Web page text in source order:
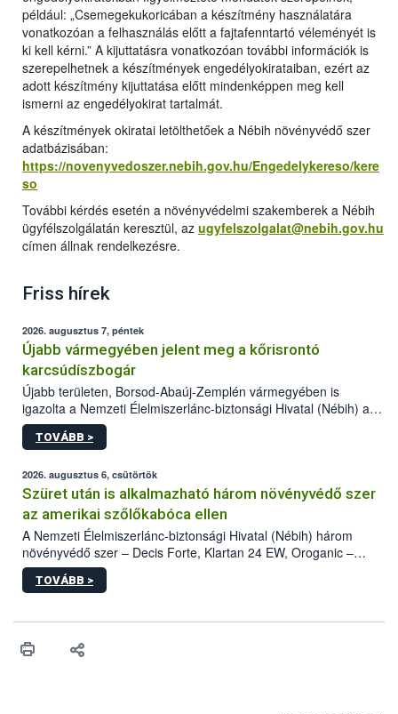
például: „Csemegekukoricában a készítmény használatára
vonatkozóan a felhasználás előtt a fajtafenntartó véleményét is
ki kell kérni.” A kijuttatásra vonatkozóan további információk is
szerepelhetnek a készítmények engedélyokirataiban, ezért az
adott készítmény kijuttatása előtt mindenképpen meg kell
ismerni az engedélyokirat tartalmát.
A készítmények okiratai letölthetőek a Nébih növényvédő szer
adatbázisában:
https://novenyvedoszer.nebih.gov.hu/Engedelykereso/kere
so
További kérdés esetén a növényvédelmi szakemberek a Nébih
ügyfélszolgálatán keresztül, az ugyfelszolgalat@nebih.gov.hu
címen állnak rendelkezésre.
Friss hírek
2026. augusztus 7, péntek
Újabb vármegyében jelent meg a kőrisrontó
karcsúdíszbogár
Újabb területen, Borsod-Abaúj-Zemplén vármegyében is
igazolta a Nemzeti Élelmiszerlánc-biztonsági Hivatal (Nébih) a
kőrisrontó karcsúdíszbogár (Agrilus planipennis) jelenlétét. A
kártevőt nem csak színcsapdában találták meg, de már fertőzött
az intenzív felderítést, emellett az intézkedéseket a szlovák
hatósággal is összehangolják a terjedés megállítása érdekében.
TOVÁBB >
2026. augusztus 6, csütörtök
Szüret után is alkalmazható három növényvédő szer
az amerikai szőlőkabóca ellen
A Nemzeti Élelmiszerlánc-biztonsági Hivatal (Nébih) három
növényvédő szer – Decis Forte, Klartan 24 EW, Oroganic –
engedélyokiratát módosította, így azok a szüretet követően,
egészen a vesszőérettség (BBCH 91) stádiumáig
érésű szőlőkben is legyen lehetőség a károsító elleni további
felhasználók számára is elérhető és ökológiai termesztésben is
TOVÁBB >